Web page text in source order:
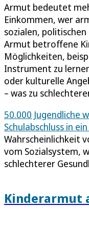
Armut bedeutet
Einkommen, wer
sozialen,
Armut betroffene
Möglichkeiten,
Instrument zu
oder kulturelle
– was zu
50.000 Jugendliche
Schulabschluss in
Wahrscheinlichkeit
vom Sozialsystem,
schlechterer
Kinderarmut